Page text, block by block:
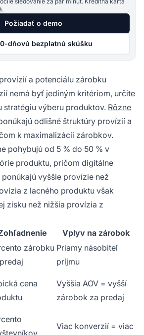
Požiadať o demo
dňovú bezplatnú skúšku
a potenciálu zárobku
nemá byť jediným kritériom, určite
stratégiu výberu produktov. Rôzne
odlišné štruktúry provízií a
k maximalizácii zárobkov.
pohybujú od 5 % do 50 % v
produktu, pričom digitálne
vyššie provízie než
z lacného produktu však
zisku než nižšia provízia z
Vplyv na zárobok
zárobku Priamy násobiteľ
príjmu
cena
Vyššia AOV = vyšší
zárobok za predaj
Viac konverzií = viac